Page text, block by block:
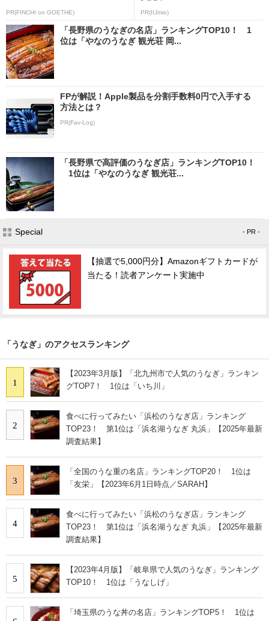
PR(FINCHI on GOETHE) PR(IIJmio)
「長野県のうなぎの名店」ランキングTOP10！ 1
位は「やなのうなぎ 観光荘 岡...
FPが解説！Apple製品を分割手数料0円で入手する
方法とは？
PR(Fav-Log)
「長野県で高評価のうなぎ店」ランキングTOP10！
1位は「やなのうなぎ 観光荘...
Special - PR -
【抽選で5,000円分】Amazonギフトカードが
当たる！読者アンケート実施中
「うなぎ」のアクセスランキング
1
【2023年3月版】「北九州市で人気のうなぎ」ランキン
グTOP7！ 1位は「いち川」
2
食べに行ってみたい「浜松のうなぎ店」ランキング
TOP23！ 第1位は「浜名湖うなぎ 丸浜」【2025年最新
調査結果】
3
「全国のうな重の名店」ランキングTOP20！ 1位は
「友栄」【2023年6月1日時点／SARAH】
4
食べに行ってみたい「浜松のうなぎ店」ランキング
TOP23！ 第1位は「浜名湖うなぎ 丸浜」【2025年最新
調査結果】
5
【2023年4月版】「岐阜県で人気のうなぎ」ランキング
TOP10！ 1位は「うなしげ」
「埼玉県のうな丼の名店」ランキングTOP5！ 1位は